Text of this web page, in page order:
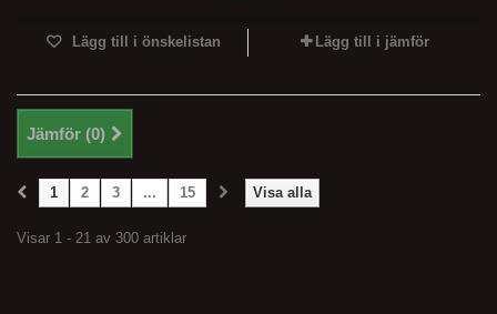
Lägg till i önskelistan Lägg till i jämför
Jämför (0)
Visa alla
1 2 3 ... 15
Visar 1 - 21 av 300 artiklar